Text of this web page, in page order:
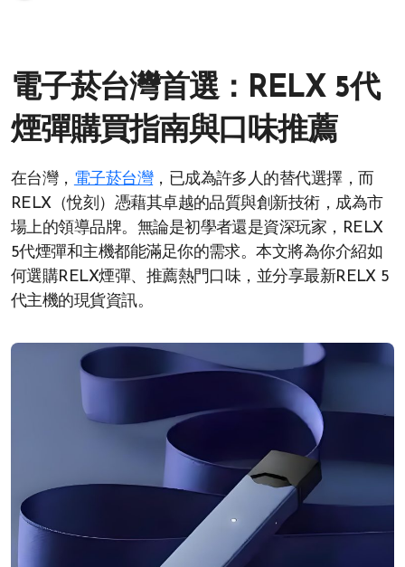
電子菸台灣首選：RELX 5代
煙彈購買指南與口味推薦
在台灣， 電子菸台灣，已成為許多人的替代選擇，而
RELX（悅刻）憑藉其卓越的品質與創新技術，成為市
場上的領導品牌。無論是初學者還是資深玩家，RELX
5代煙彈和主機都能滿足你的需求。本文將為你介紹如
何選購RELX煙彈、推薦熱門口味，並分享最新RELX 5
代主機的現貨資訊。